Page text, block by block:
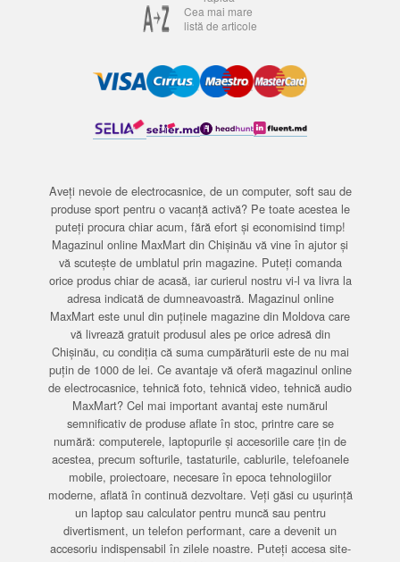
Cea mai mare
listă de articole
Aveți nevoie de electrocasnice, de un computer, soft sau de
produse sport pentru o vacanță activă? Pe toate acestea le
puteți procura chiar acum, fără efort și economisind timp!
Magazinul online MaxMart din Chișinău vă vine în ajutor și
vă scutește de umblatul prin magazine. Puteți comanda
orice produs chiar de acasă, iar curierul nostru vi-l va livra la
adresa indicată de dumneavoastră. Magazinul online
MaxMart este unul din puținele magazine din Moldova care
vă livrează gratuit produsul ales pe orice adresă din
Chișinău, cu condiția că suma cumpărăturii este de nu mai
puțin de 1000 de lei. Ce avantaje vă oferă magazinul online
de electrocasnice, tehnică foto, tehnică video, tehnică audio
MaxMart? Cel mai important avantaj este numărul
semnificativ de produse aflate în stoc, printre care se
numără: computerele, laptopurile și accesoriile care țin de
acestea, precum softurile, tastaturile, cablurile, telefoanele
mobile, proiectoare, necesare în epoca tehnologiilor
moderne, aflată în continuă dezvoltare. Veți găsi cu ușurință
un laptop sau calculator pentru muncă sau pentru
divertisment, un telefon performant, care a devenit un
accesoriu indispensabil în zilele noastre. Puteți accesa site-